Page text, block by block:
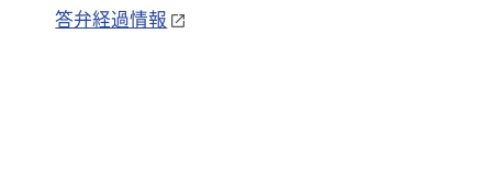
答弁経過情報